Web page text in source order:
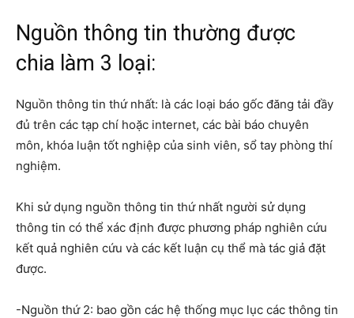
Nguồn thông tin thường được
chia làm 3 loại:
Nguồn thông tin thứ nhất: là các loại báo gốc đăng tải đầy
đủ trên các tạp chí hoặc internet, các bài báo chuyên
môn, khóa luận tốt nghiệp của sinh viên, sổ tay phòng thí
nghiệm.
Khi sử dụng nguồn thông tin thứ nhất người sử dụng
thông tin có thể xác định được phương pháp nghiên cứu
kết quả nghiên cứu và các kết luận cụ thể mà tác giả đặt
được.
-Nguồn thứ 2: bao gồn các hệ thống mục lục các thông tin